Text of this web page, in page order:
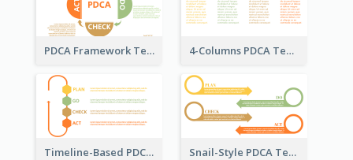
PDCA Framework Template with Semi-Circle 4-Columns PDCA Template
Timeline-Based PDCA Template Snail-Style PDCA Template